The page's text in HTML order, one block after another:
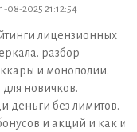
08-2025 21:12:54
лицензионных
разбор
и монополии.
новичков.
деньги без лимитов.
и акций и как их